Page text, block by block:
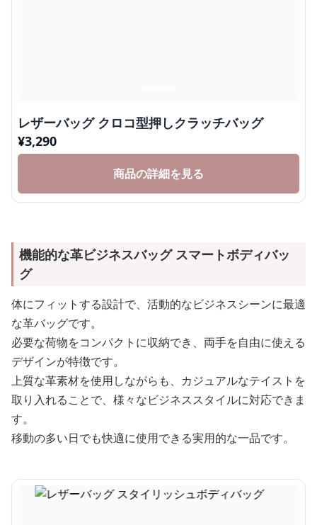
レザーバッグ クロコ型押しクラッチバッグ
¥3,290
商品の詳細を見る
機能的な革ビジネスバッグ スマートボディバッ
グ
体にフィットする設計で、活動的なビジネスシーンに最適
な革バッグです。
必要な荷物をコンパクトに収納でき、両手を自由に使える
デザインが特徴です。
上質な革素材を使用しながらも、カジュアルなテイストを
取り入れることで、様々なビジネススタイルに対応できま
す。
移動の多い日でも快適に使用できる実用的な一品です。